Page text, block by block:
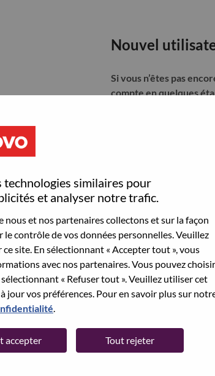
technologies similaires pour
et analyser notre trafic.
et nos partenaires collectons et sur la façon
contrôle de vos données personnelles. Veuillez
site. En sélectionnant « Accepter tout », vous
avec nos partenaires. Vous pouvez choisir
« Refuser tout ». Veuillez utiliser cet
vos préférences. Pour en savoir plus sur
.
accepter Tout rejeter
nos
de
en anglais
l'objet du
problème.
Nouvel
Si vous n’êtes pas
compte en quelques